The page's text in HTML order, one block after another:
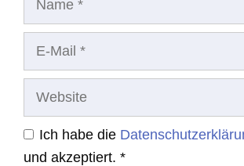
Ich habe die
und akzeptiert. *